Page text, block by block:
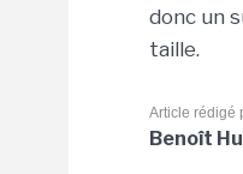
donc un
taille.
Article rédigé
Benoît